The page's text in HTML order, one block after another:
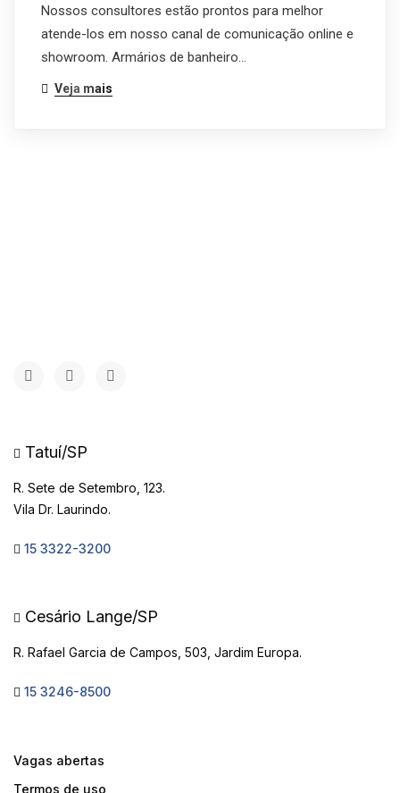
Nossos consultores estão prontos para melhor
atende-los em nosso canal de comunicação online e
showroom. Armários de banheiro…
Veja mais
Tatuí/SP
R. Sete de Setembro, 123.
Vila Dr. Laurindo.
15 3322-3200
Cesário Lange/SP
R. Rafael Garcia de Campos, 503, Jardim Europa.
15 3246-8500
Vagas abertas
Termos de uso